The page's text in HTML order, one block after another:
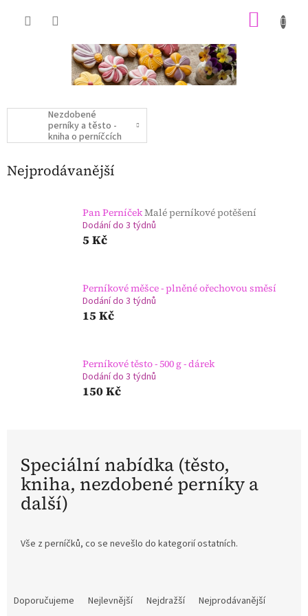
Nezdobené
perníky a těsto -
kniha o perníčcích
Nejprodávanější
Pan PerníčekMalé perníkové potěšení
Dodání do 3 týdnů
5 Kč
Perníkové měšce - plněné ořechovou směsí
Dodání do 3 týdnů
15 Kč
Perníkové těsto - 500 g - dárek
Dodání do 3 týdnů
150 Kč
Speciální nabídka (těsto,
kniha, nezdobené perníky a
další)
Vše z perníčků, co se nevešlo do kategorií ostatních.
Doporučujeme Nejlevnější Nejdražší
Nejprodávanější